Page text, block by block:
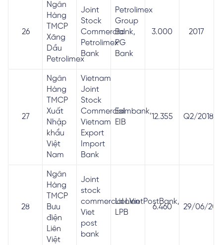
26
Ngân
Hàng
TMCP
Xăng
Dầu
Petrolimex
Joint
Stock
Commercial
Petrolimex
Bank
Petrolimex
Group
Bank,
PG
Bank
3.000 2017
27
Ngân
Hàng
TMCP
Xuất
Nhập
khẩu
Việt
Nam
Vietnam
Joint
Stock
Commercial
Vietnam
Export
Import
Bank
Eximbank,
EIB
12.355 Q2/2018
28
Ngân
Hàng
TMCP
Bưu
điện
Liên
Việt
Joint
stock
commercial Lien
Viet
post
bank
LienVietPostBank,
LPB
6.460 29/06/